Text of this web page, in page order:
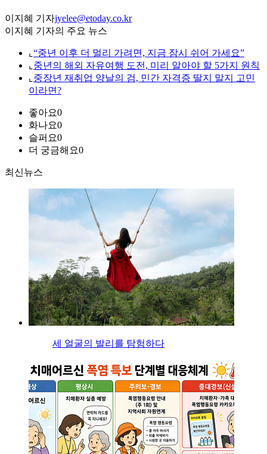
이지혜 기자jyelee@etoday.co.kr
이지혜 기자의 주요 뉴스
⌞ “중년 이후 더 멀리 가려면, 지금 잠시 쉬어 가세요”
⌞ 중년의 해외 자유여행 도전, 미리 알아야 할 5가지 원칙
⌞ 중장년 재취업 양날의 검, 민간 자격증 딸지 말지 고민
이라면?
좋아요0
화나요0
슬퍼요0
더 궁금해요0
최신뉴스
세 얼굴의 발리를 탐험하다